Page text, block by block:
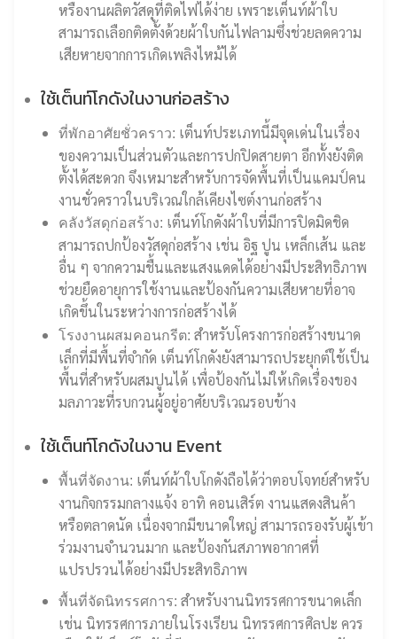
หรืองานผลิตวัสดุที่ติดไฟได้ง่าย เพราะเต็นท์ผ้าใบ
สามารถเลือกติดตั้งด้วยผ้าใบกันไฟลามซึ่งช่วยลดความ
เสียหายจากการเกิดเพลิงไหม้ได้
ใช้เต็นท์โกดังในงานก่อสร้าง
ที่พักอาศัยชั่วคราว: เต็นท์ประเภทนี้มีจุดเด่นในเรื่อง
ของความเป็นส่วนตัวและการปกปิดสายตา อีกทั้งยังติด
ตั้งได้สะดวก จึงเหมาะสำหรับการจัดพื้นที่เป็นแคมป์คน
งานชั่วคราวในบริเวณใกล้เคียงไซต์งานก่อสร้าง
คลังวัสดุก่อสร้าง: เต็นท์โกดังผ้าใบที่มีการปิดมิดชิด
สามารถปกป้องวัสดุก่อสร้าง เช่น อิฐ ปูน เหล็กเส้น และ
อื่น ๆ จากความชื้นและแสงแดดได้อย่างมีประสิทธิภาพ
ช่วยยืดอายุการใช้งานและป้องกันความเสียหายที่อาจ
เกิดขึ้นในระหว่างการก่อสร้างได้
โรงงานผสมคอนกรีต: สำหรับโครงการก่อสร้างขนาด
เล็กที่มีพื้นที่จำกัด เต็นท์โกดังยังสามารถประยุกต์ใช้เป็น
พื้นที่สำหรับผสมปูนได้ เพื่อป้องกันไม่ให้เกิดเรื่องของ
มลภาวะที่รบกวนผู้อยู่อาศัยบริเวณรอบข้าง
ใช้เต็นท์โกดังในงาน Event
พื้นที่จัดงาน: เต็นท์ผ้าใบโกดังถือได้ว่าตอบโจทย์สำหรับ
งานกิจกรรมกลางแจ้ง อาทิ คอนเสิร์ต งานแสดงสินค้า
หรือตลาดนัด เนื่องจากมีขนาดใหญ่ สามารถรองรับผู้เข้า
ร่วมงานจำนวนมาก และป้องกันสภาพอากาศที่
แปรปรวนได้อย่างมีประสิทธิภาพ
พื้นที่จัดนิทรรศการ: สำหรับงานนิทรรศการขนาดเล็ก
เช่น นิทรรศการภายในโรงเรียน นิทรรศการศิลปะ ควร